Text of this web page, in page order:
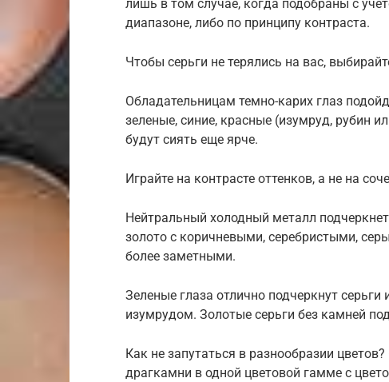
лишь в том случае, когда подобраны с
диапазоне, либо по принципу контраста.
Чтобы серьги не терялись на вас,
Обладательницам темно-карих глаз
зеленые, синие, красные (изумруд, рубин
будут сиять еще ярче.
Играйте на контрасте оттенков, а не на
Нейтральный холодный металл
золото с коричневыми, серебристыми,
более заметными.
Зеленые глаза отлично подчеркнут
изумрудом. Золотые серьги без камней
Как не запутаться в разнообразии
драгкамни в одной цветовой гамме с